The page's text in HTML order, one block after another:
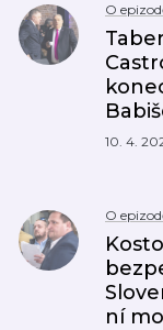
O
10. 4.
O
ní